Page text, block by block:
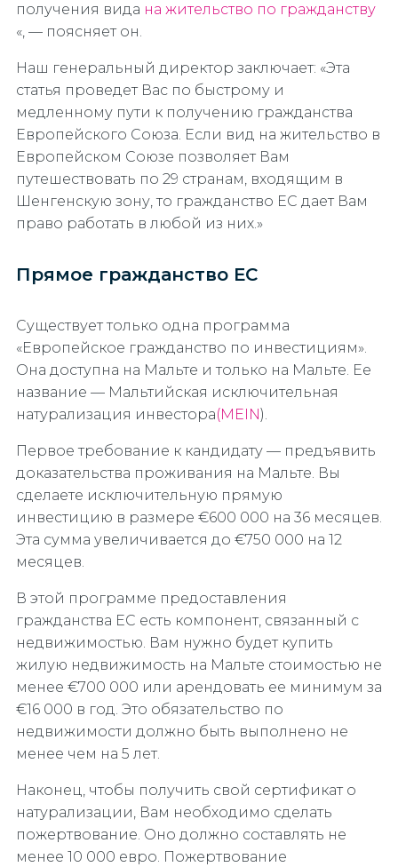
получения вида на жительство по гражданству
«, — поясняет он.
Наш генеральный директор заключает: «Эта
статья проведет Вас по быстрому и
медленному пути к получению гражданства
Европейского Союза. Если вид на жительство в
Европейском Союзе позволяет Вам
путешествовать по 29 странам, входящим в
Шенгенскую зону, то гражданство ЕС дает Вам
право работать в любой из них.»
Прямое гражданство ЕС
Существует только одна программа
«Европейское гражданство по инвестициям».
Она доступна на Мальте и только на Мальте. Ее
название — Мальтийская исключительная
натурализация инвестора(MEIN).
Первое требование к кандидату — предъявить
доказательства проживания на Мальте. Вы
сделаете исключительную прямую
инвестицию в размере €600 000 на 36 месяцев.
Эта сумма увеличивается до €750 000 на 12
месяцев.
В этой программе предоставления
гражданства ЕС есть компонент, связанный с
недвижимостью. Вам нужно будет купить
жилую недвижимость на Мальте стоимостью не
менее €700 000 или арендовать ее минимум за
€16 000 в год. Это обязательство по
недвижимости должно быть выполнено не
менее чем на 5 лет.
Наконец, чтобы получить свой сертификат о
натурализации, Вам необходимо сделать
пожертвование. Оно должно составлять не
менее 10 000 евро. Пожертвование